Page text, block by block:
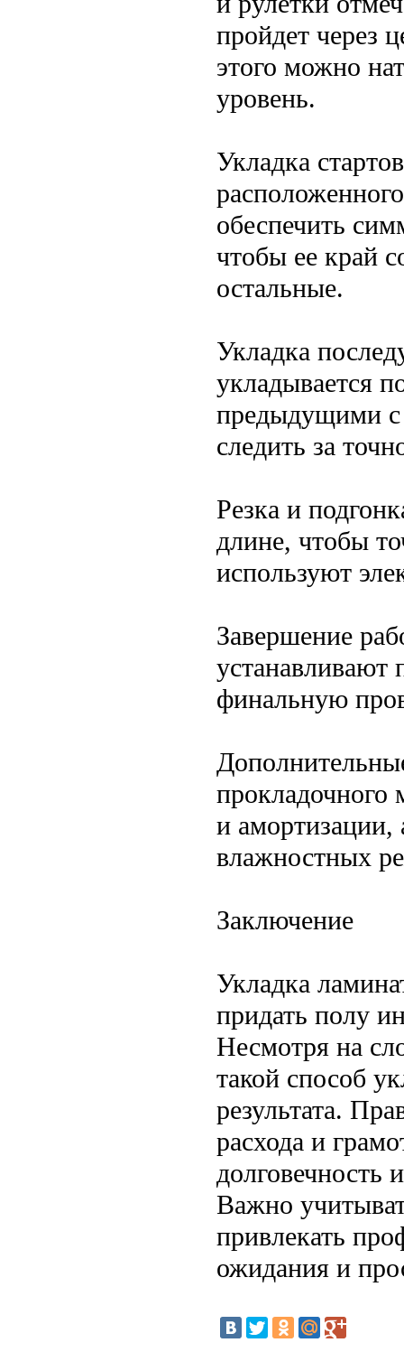
пройдет через
этого можно
уровень.
Укладка
обеспечить
чтобы ее край
остальные.
Укладка
укладывается
предыдущими
следить за
Резка и
длине, чтобы
используют
Завершение
устанавливают
финальную
прокладочного
и амортизации,
влажностных
Заключение
Укладка
придать полу
Несмотря на
такой способ
результата.
расхода и
долговечность
Важно
привлекать
ожидания и